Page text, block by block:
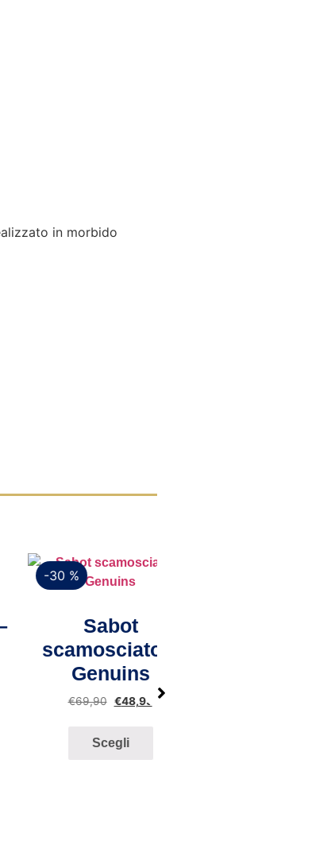
in morbido
-30 %
Sabot
scamosciato –
Genuins
69,90 €48,93
Scegli